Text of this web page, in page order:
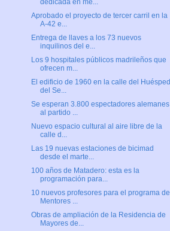
dedicada en me...
Aprobado el proyecto de tercer carril en la
A-42 e...
Entrega de llaves a los 73 nuevos
inquilinos del e...
Los 9 hospitales públicos madrileños que
ofrecen m...
El edificio de 1960 en la calle del Huésped
del Se...
Se esperan 3.800 espectadores alemanes
al partido ...
Nuevo espacio cultural al aire libre de la
calle d...
Las 19 nuevas estaciones de bicimad
desde el marte...
100 años de Matadero: esta es la
programación para...
10 nuevos profesores para el programa de
Mentores ...
Obras de ampliación de la Residencia de
Mayores de...